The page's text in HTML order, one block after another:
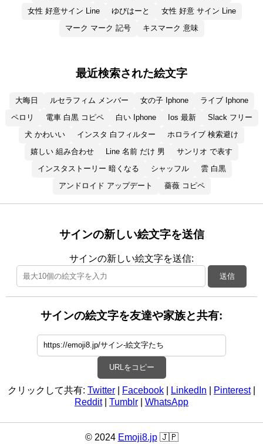
女性 好意サイン Line
ゆびはーと
女性 好意 サイン Line
マーク マーク 記号
キスマーク 意味
最近検索された絵文字
大晦日 ルセラフィム メンバー 女の子 Iphone
ライブ Iphone
ペロリ
電車 白黒 コピペ 白い Iphone Ios 最新
Slack フリー
犬 かわいい
インスタ 白フィルター
ホロライブ 検索避け
嬉しい 組み合わせ
Line 名前 だけ 男
サンリオ で表す
インスタストーリー 暗くなる
シャッフル
雲 白黒
アンドロイド アップデート
薔薇 コピペ
サインの新しい絵文字を送信
サインの新しい絵文字を送信:
送信
サインの絵文字を友達や家族と共有:
URLをコピー
クリックして共有: Twitter Facebook LinkedIn Pinterest|
Reddit| Tumblr WhatsApp
© 2024 Emoji8.jp🇯🇵